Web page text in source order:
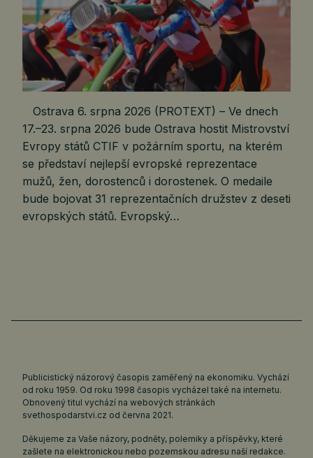
Ostrava 6. srpna 2026 (PROTEXT) – Ve dnech
17.–23. srpna 2026 bude Ostrava hostit Mistrovství
Evropy států CTIF v požárním sportu, na kterém
se představí nejlepší evropské reprezentace
mužů, žen, dorostenců i dorostenek. O medaile
bude bojovat 31 reprezentačních družstev z deseti
evropských států. Evropský…
Publicistický názorový časopis zaměřený na ekonomiku. Vychází
od roku 1959. Od roku 1998 časopis vycházel také na internetu.
Obnovený titul vychází na webových stránkách
svethospodarstvi.cz od června 2021.
Děkujeme za Vaše názory, podněty, polemiky a příspěvky, které
zašlete na elektronickou nebo pozemskou adresu naší redakce.